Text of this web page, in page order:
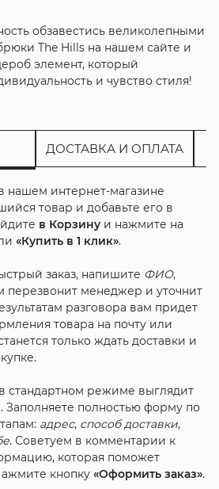
обзавестись великолепными
The Hills на нашем сайте и
элемент, который
и чувство стиля!
ДОСТАВКА И ОПЛАТА
нашем интернет-магазине
товар и добавьте его в
в Корзинуи нажмите на
«Купить в 1 клик».
заказ, напишите ФИО,
перезвонит менеджер и уточнит
разговора вам придет
товара на почту или
только ждать доставки и
стандартном режиме выглядит
полностью форму по
адрес, способ доставки,
. Советуем в комментарии к
которая поможет
кнопку «Оформить заказ».